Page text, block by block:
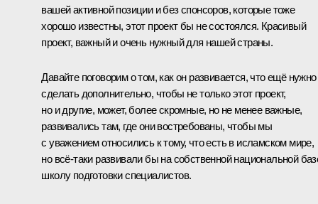
вашей активной позиции и без спонсоров, которые тоже
хорошо известны, этот проект бы не состоялся. Красивый
проект, важный и очень нужный для нашей страны.
Давайте поговорим о том, как он развивается, что ещё нужно
сделать дополнительно, чтобы не только этот проект,
но и другие, может, более скромные, но не менее важные,
развивались там, где они востребованы, чтобы мы
с уважением относились к тому, что есть в исламском мире,
но всё‑таки развивали бы на собственной национальной
школу подготовки специалистов.